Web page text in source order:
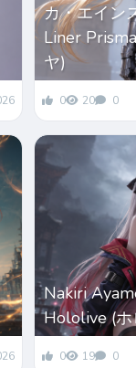
カ・エイン
Liner
ヤ)
0 20 0
Nakiri
Hololive (ホ
0 19 0